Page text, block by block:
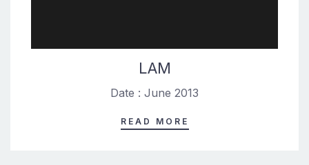
LAM
Date : June 2013
READ MORE